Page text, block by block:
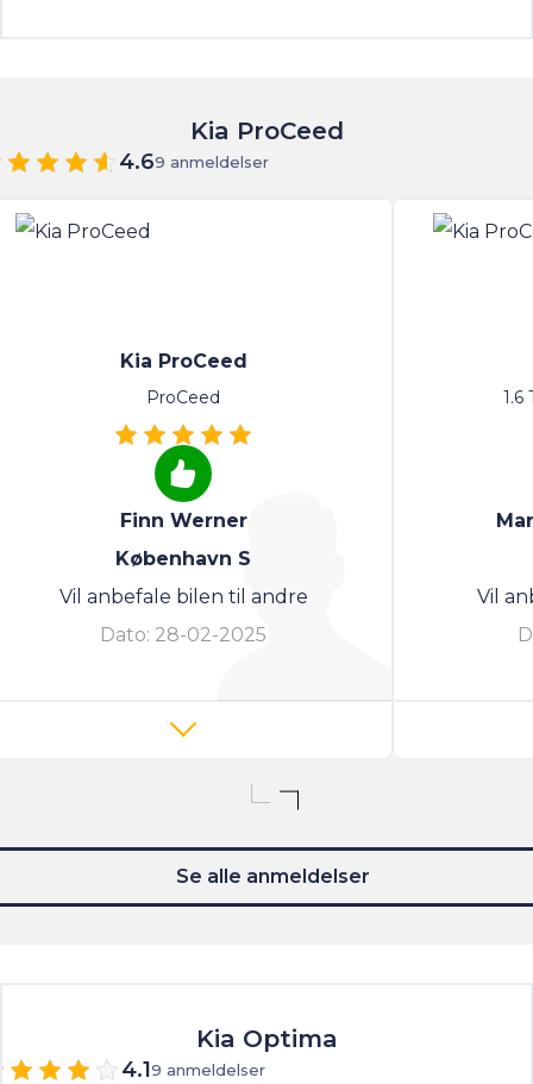
Kia ProCeed
4.69 anmeldelser
Kia ProCeed
ProCeed
Finn Werner
København S
Vil anbefale bilen til andre
Dato: 28-02-2025
1.6
Vil
Se alle anmeldelser
Kia Optima
4.19 anmeldelser